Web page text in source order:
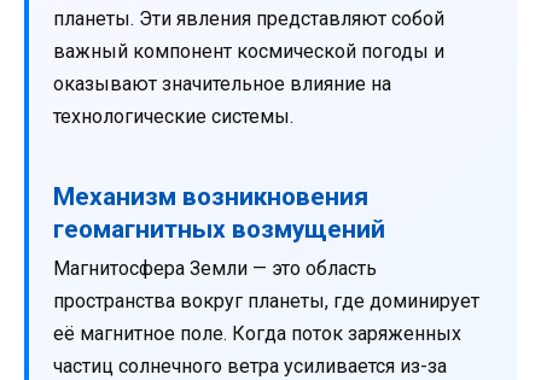
планеты. Эти явления представляют собой
важный компонент космической погоды и
оказывают значительное влияние на
технологические системы.
Механизм возникновения
геомагнитных возмущений
Магнитосфера Земли — это область
пространства вокруг планеты, где доминирует
её магнитное поле. Когда поток заряженных
частиц солнечного ветра усиливается из-за